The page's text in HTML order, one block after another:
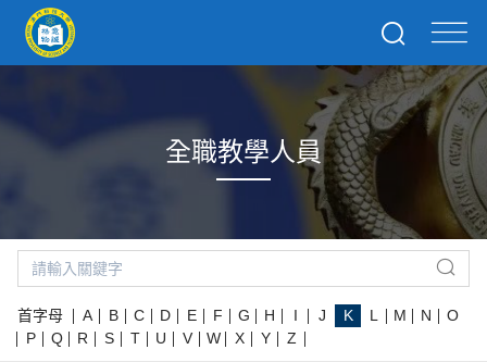
全職教學人員
首字母 A B C D E F G H I J K L M N
O
P
Q R S T U V W X Y Z